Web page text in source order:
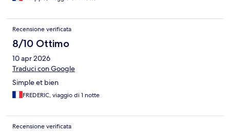
Recensione verificata
8/10 Ottimo
10 apr 2026
Traduci con Google
Simple et bien
FREDERIC, viaggio di 1 notte
Recensione verificata